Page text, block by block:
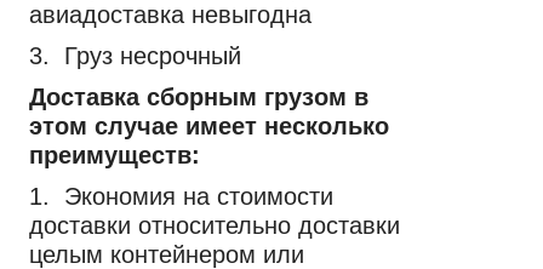
авиадоставка невыгодна
3. Груз несрочный
Доставка сборным грузом в
этом случае имеет несколько
преимуществ:
1. Экономия на стоимости
доставки относительно доставки
целым контейнером или